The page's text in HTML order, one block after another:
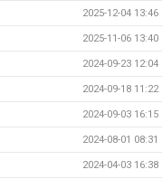
2025-12-04 13:46
2025-11-06 13:40
2024-09-23 12:04
2024-09-18 11:22
2024-09-03 16:15
2024-08-01 08:31
2024-04-03 16:38